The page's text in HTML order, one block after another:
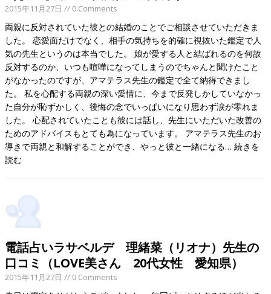
2015年11月27日 // 0 Comments
両親に反対されていた彼との結婚のことでご相談させていただきま
した。 恋愛面だけでなく、相手の気持ちを的確に視抜いた鑑定で人
気の先生というのは本当でした。 娘が愛する人と結ばれるのを何故
反対するのか、いつも喧嘩になってしまうのでちゃんと聞けたこと
がなかったのですが、アマテラス先生の鑑定で全て納得できまし
た。 私を心配する両親の深い愛情に、今まで反発しかしていなかっ
た自分が恥ずかしく、後悔の念でいっぱいになり思わず涙が零れま
した。 心配されていたことも彼には話し、先生にいただいた改善の
ためのアドバイスもとても為になっています。 アマテラス先生のお
導きで両親と和解することができ、やっと彼と一緒になる…続きを
読む
電話占いラサベルデ 理緒菜（リオナ）先生の
口コミ（LOVE美さん 20代女性 愛知県）
2015年11月27日 // 0 Comments